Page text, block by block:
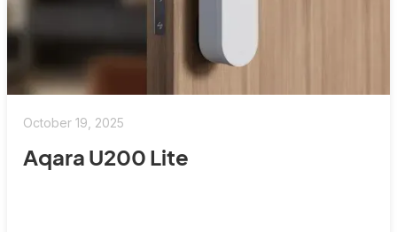
October 19, 2025
Aqara U200 Lite